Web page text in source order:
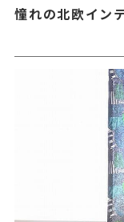
憧れの北欧イン